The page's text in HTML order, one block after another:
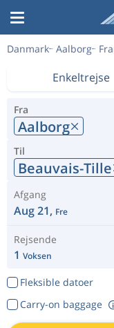
Danmark Aalborg
Enkeltrejse
Fra
Aalborg
Til
Beauvais-Tille
Afgang
Aug 21, Fre
Rejsende
1 Voksen
Fleksible datoer
Carry-on baggage